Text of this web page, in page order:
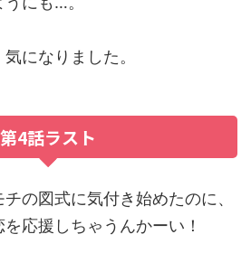
になりました。
第4話ラスト
の図式に気付き始めたのに、
応援しちゃうんかーい！